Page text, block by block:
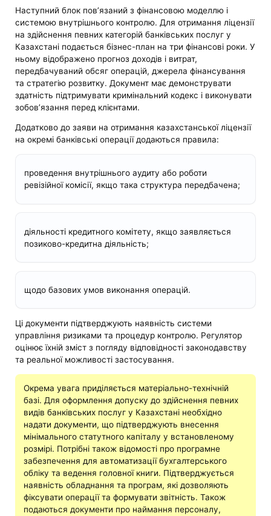
Наступний блок пов’язаний з фінансовою моделлю і
системою внутрішнього контролю. Для отримання ліцензії
на здійснення певних категорій банківських послуг у
Казахстані подається бізнес-план на три фінансові роки. У
ньому відображено прогноз доходів і витрат,
передбачуваний обсяг операцій, джерела фінансування
та стратегію розвитку. Документ має демонструвати
здатність підтримувати кримінальний кодекс і виконувати
зобов’язання перед клієнтами.
Додатково до заяви на отримання казахстанської ліцензії
на окремі банківські операції додаються правила:
проведення внутрішнього аудиту або роботи
ревізійної комісії, якщо така структура передбачена;
діяльності кредитного комітету, якщо заявляється
позиково-кредитна діяльність;
щодо базових умов виконання операцій.
Ці документи підтверджують наявність системи
управління ризиками та процедур контролю. Регулятор
оцінює їхній зміст з погляду відповідності законодавству
та реальної можливості застосування.
Окрема увага приділяється матеріально-технічній
базі. Для оформлення допуску до здійснення певних
видів банківських послуг у Казахстані необхідно
надати документи, що підтверджують внесення
мінімального статутного капіталу у встановленому
розмірі. Потрібні також відомості про програмне
забезпечення для автоматизації бухгалтерського
обліку та ведення головної книги. Підтверджується
наявність обладнання та програм, які дозволяють
фіксувати операції та формувати звітність. Також
подаються документи про наймання персоналу,